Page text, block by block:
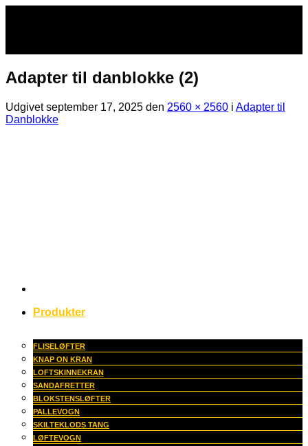
Produkter
FLISELØFTER
KNAP ON KRAN
LOFTSKINNEKRAN
SANDAFRETTER
BLOKSTENSLØFTER
PALLEVOGN
SKILTEKLODS TANG
LØFTEVOGN
Adapter til danblokke (2)
Udgivetseptember 17, 2025 den 2560 × 2560 i Adapter til
Danblokke